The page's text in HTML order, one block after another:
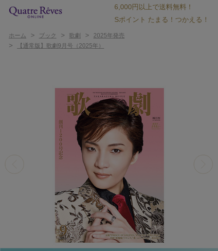
6,000円以上で送料無料！
Sポイント たまる！つかえる！
ホーム > ブック > 歌劇 > 2025年発売
> 【通常版】歌劇9月号（2025年）